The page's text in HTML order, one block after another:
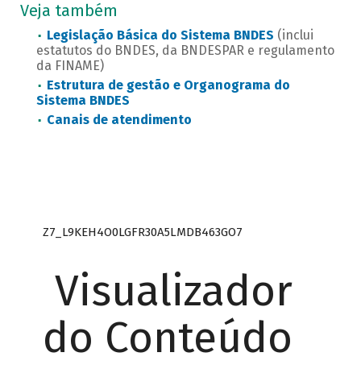
Veja também
Legislação Básica do Sistema BNDES (inclui
estatutos do BNDES, da BNDESPAR e regulamento
da FINAME)
Estrutura de gestão e Organograma do
Sistema BNDES
Canais de atendimento
Z7_L9KEH4O0LGFR30A5LMDB463GO7
Visualizador
do Conteúdo